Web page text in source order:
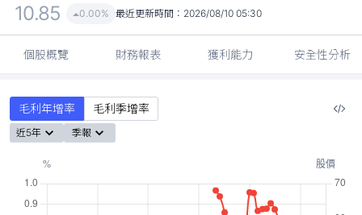
10.85 0.00% 最近更新時間： 2026/08/10 05:30
個股概覽 財務報表 獲利能力 安全性分析
毛利年增率 毛利季增率
近5年 季報